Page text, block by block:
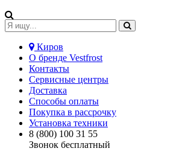
Киров
О бренде Vestfrost
Контакты
Сервисные центры
Доставка
Способы оплаты
Покупка в рассрочку
Установка техники
8 (800) 100 31 55
Звонок бесплатный